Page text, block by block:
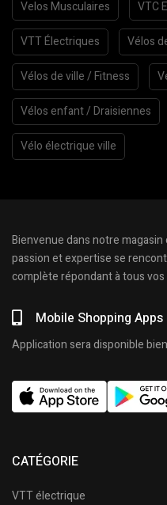
Velos Musculaires VTC
VTT Électriques Vélos
Vélos de ville / Fitness
Vélos enfant / Draisiennes
Vélo électrique ville
Bienvenue dans notre magasin
passion et expertise se
complète répondant à tous
Mobile Shopping Apps
Application sera disponible
CATÉGORIE
VTT électrique